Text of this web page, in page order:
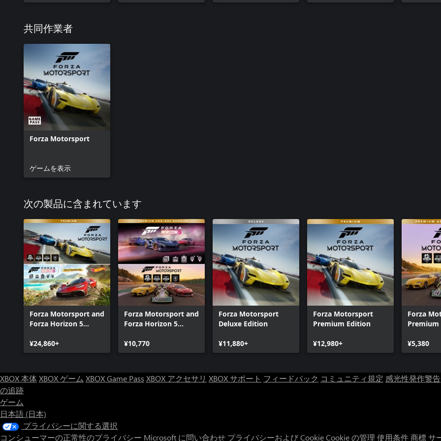
共同作業者
Forza Motorsport
ゲームを表示
次の製品に含まれています
Forza Motorsport and
Forza Horizon 5
Bundle
¥24,860+
Forza Motorsport and
Forza Horizon 5
Bundle
¥10,770
Forza Motorsport
Deluxe Edition
¥11,880+
Forza Motorsport
Premium Edition
¥12,980+
Forza
Premium
¥5,380
XBOX 本体XBOX ゲーム XBOX Game Pass XBOX アクセサリ XBOX サポート フィードバック コミュニティ規定 感光性発作警告
の追跡
ゲーム
日本語 (日本)
プライバシーに関する選択
コンシューマーの正常性のプライバシー Microsoft に問い合わせ プライバシーおよび CookieCookie の管理 使用条件商標サ